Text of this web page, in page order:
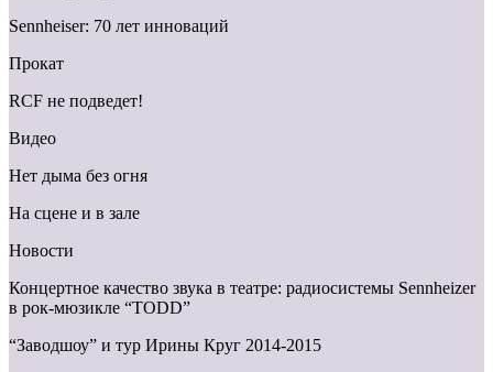
Sennheiser: 70 лет инноваций
Прокат
RCF не подведет!
Видео
Нет дыма без огня
На сцене и в зале
Новости
Концертное качество звука в театре: радиосистемы Sennheizer
в рок-мюзикле “TODD”
“Заводшоу” и тур Ирины Круг 2014-2015